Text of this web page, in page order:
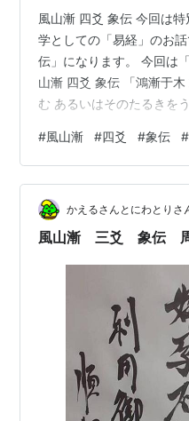
風山漸 四爻 象伝 今回は
学としての「易経」のお
伝」になります。 今回は
山漸 四爻 象伝 「鴻漸于
む あるいはそのたるきを
うとは じゅんにしてそん
は「陰位に陰」で位正し
（したが）う」イメージ
ら、枝にとまることは得
直謙虚さによって、とま
#風山漸 #四爻 #象伝 #
かえるさんとにわとりさ
風山漸 三爻 象伝